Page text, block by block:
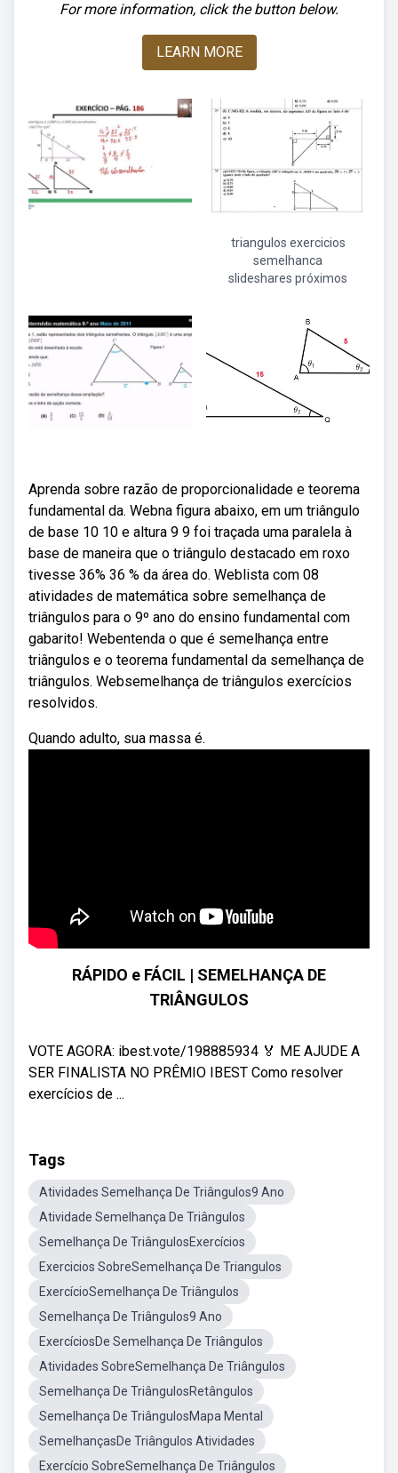
For more information, click the button below.
LEARN MORE
triangulos exercicios
semelhanca
slideshares próximos
Aprenda sobre razão de proporcionalidade e teorema
fundamental da. Webna figura abaixo, em um triângulo
de base 10 10 e altura 9 9 foi traçada uma paralela à
base de maneira que o triângulo destacado em roxo
tivesse 36% 36 % da área do. Weblista com 08
atividades de matemática sobre semelhança de
triângulos para o 9º ano do ensino fundamental com
gabarito! Webentenda o que é semelhança entre
triângulos e o teorema fundamental da semelhança de
triângulos. Websemelhança de triângulos exercícios
resolvidos.
Quando adulto, sua massa é.
RÁPIDO e FÁCIL | SEMELHANÇA DE
TRIÂNGULOS
VOTE AGORA: ibest.vote/198885934 🏅 ME AJUDE A
SER FINALISTA NO PRÊMIO IBEST Como resolver
exercícios de ...
Tags
Atividades Semelhança De Triângulos9 Ano
Atividade Semelhança De Triângulos
Semelhança De TriângulosExercícios
Exercicios SobreSemelhança De Triangulos
ExercícioSemelhança De Triângulos
Semelhança De Triângulos9 Ano
ExercíciosDe Semelhança De Triângulos
Atividades SobreSemelhança De Triângulos
Semelhança De TriângulosRetângulos
Semelhança De TriângulosMapa Mental
SemelhançasDe Triângulos Atividades
Exercício SobreSemelhança De Triângulos